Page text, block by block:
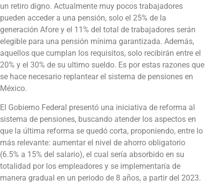
un retiro digno. Actualmente muy pocos trabajadores
pueden acceder a una pensión, solo el 25% de la
generación Afore y el 11% del total de trabajadores serán
elegible para una pensión mínima garantizada. Además,
aquellos que cumplan los requisitos, solo recibirán entre el
20% y el 30% de su ultimo sueldo. Es por estas razones que
se hace necesario replantear el sistema de pensiones en
México.
El Gobierno Federal presentó una iniciativa de reforma al
sistema de pensiones, buscando atender los aspectos en
que la última reforma se quedó corta, proponiendo, entre lo
más relevante: aumentar el nivel de ahorro obligatorio
(6.5% a 15% del salario), el cual sería absorbido en su
totalidad por los empleadores y se implementaría de
manera gradual en un periodo de 8 años, a partir del 2023.